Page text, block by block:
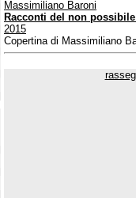
Massimiliano Baroni
Racconti del non
2015
Copertina di Massimiliano